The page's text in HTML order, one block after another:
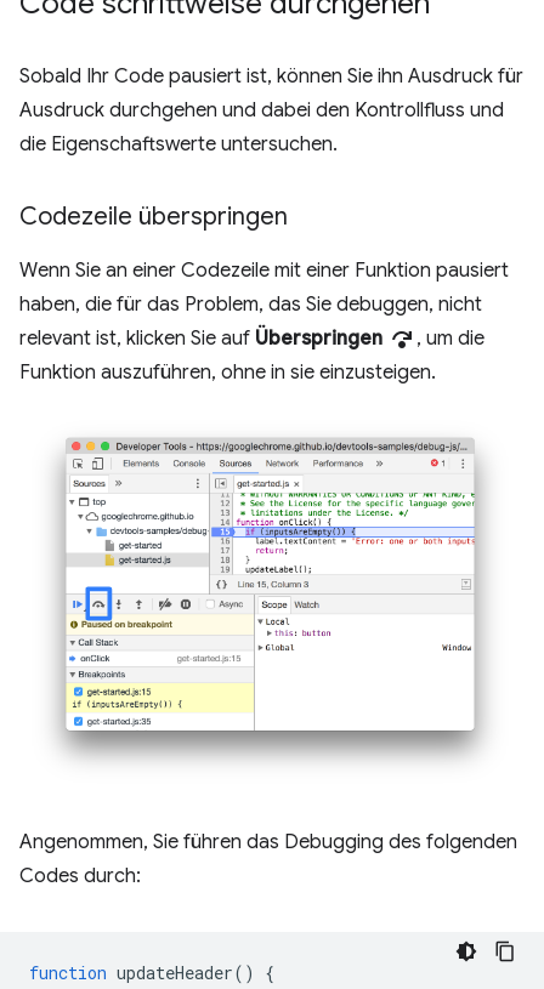
Sobald Ihr Code pausiert ist, können Sie ihn Ausdruck für
Ausdruck durchgehen und dabei den Kontrollfluss und
die Eigenschaftswerte untersuchen.
Codezeile überspringen
Wenn Sie an einer Codezeile mit einer Funktion pausiert
haben, die für das Problem, das Sie debuggen, nicht
relevant ist, klicken Sie auf Überspringen step_over , um die
Funktion auszuführen, ohne in sie einzusteigen.
Angenommen, Sie führen das Debugging des folgenden
Codes durch:
function updateHeader()
{